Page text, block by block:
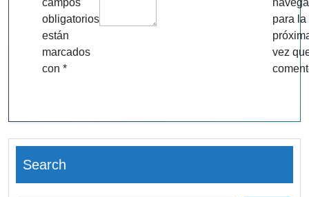
campos
obligatorios
están
marcados
con *
para la
vez
Search